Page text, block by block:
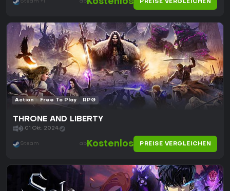
Steam +1 ab PREISE VERGLEICHEN
Action Free To Play RPG
THRONE AND LIBERTY
01 Okt. 2024
Steam ab Kostenlos PREISE VERGLEICHEN